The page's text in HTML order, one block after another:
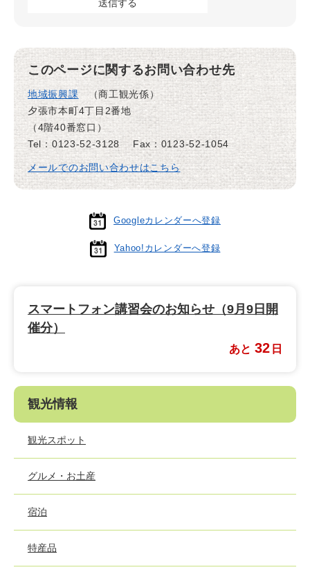
このページに関するお問い合わせ先
地域振興課
商工観光係
夕張市本町4丁目2番地
（4階40番窓口）
Tel：0123-52-3128
Fax：0123-52-1054
メールでのお問い合わせはこちら
Googleカレンダーへ登録
Yahoo!カレンダーへ登録
スマートフォン講習会のお知らせ（9月9日開
催分）
あと 32 日
観光情報
観光スポット
グルメ・お土産
宿泊
特産品